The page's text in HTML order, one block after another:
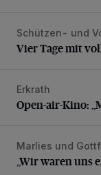
Vier Tage mit
Schützen- und
Vier Tage mit
Open-air-Kino:
Erkrath
Open-air-Kino:
„Wir waren uns
Marlies und
„Wir waren uns